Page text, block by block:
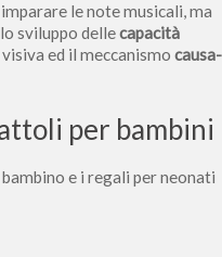
le note musicali, ma
sviluppo dellecapacità
ed il meccanismo causa-
per bambini
e i regali per neonati